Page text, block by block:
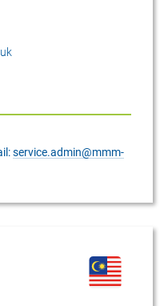
service.admin@mmm-